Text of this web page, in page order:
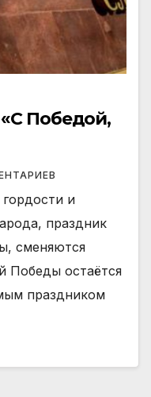
Победой,
и
праздник
сменяются
Победы остаётся
праздником